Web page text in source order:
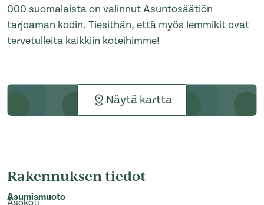
000 suomalaista on valinnut Asuntosäätiön
tarjoaman kodin. Tiesithän, että myös lemmikit ovat
tervetulleita kaikkiin koteihimme!
Näytä kartta
Rakennuksen tiedot
Asumismuoto
Asokoti